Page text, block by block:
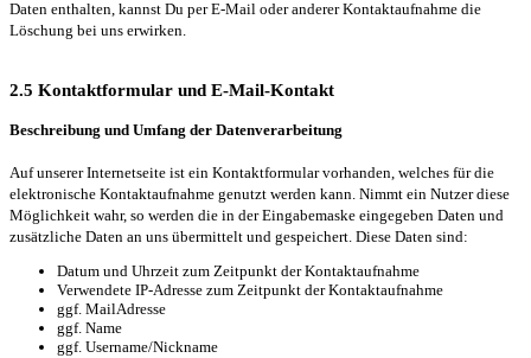
Daten enthalten, kannst Du per E-Mail oder anderer Kontaktaufnahme die
Löschung bei uns erwirken.
2.5 Kontaktformular und E-Mail-Kontakt
Beschreibung und Umfang der Datenverarbeitung
Auf unserer Internetseite ist ein Kontaktformular vorhanden, welches für die
elektronische Kontaktaufnahme genutzt werden kann. Nimmt ein Nutzer diese
Möglichkeit wahr, so werden die in der Eingabemaske eingegeben Daten und
zusätzliche Daten an uns übermittelt und gespeichert. Diese Daten sind:
Datum und Uhrzeit zum Zeitpunkt der Kontaktaufnahme
Verwendete IP-Adresse zum Zeitpunkt der Kontaktaufnahme
ggf. MailAdresse
ggf. Name
ggf. Username/Nickname